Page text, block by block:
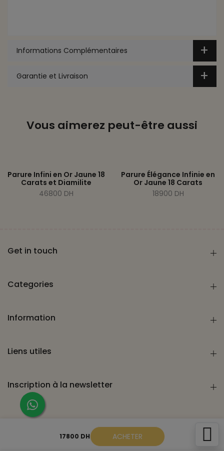
Informations Complémentaires
Garantie et Livraison
Vous aimerez peut-être aussi
Parure Infini en Or Jaune 18
Carats et Diamilite
46800 DH
Parure Élégance Infinie en
Or Jaune 18 Carats
18900 DH
Get in touch
Categories
Information
Liens utiles
Inscription à la newsletter
GROUPELAHLOUGLKtous droits réservés.
Développé & Référencé parCatch Wave Technology
17800 DH ACHETER